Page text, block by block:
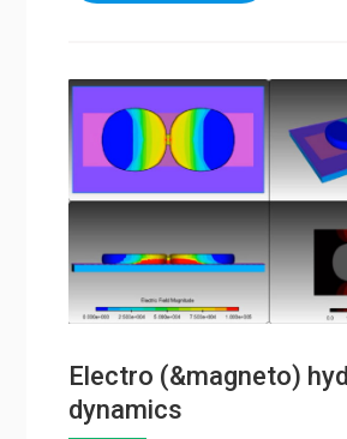
Electro (&magneto)
dynamics